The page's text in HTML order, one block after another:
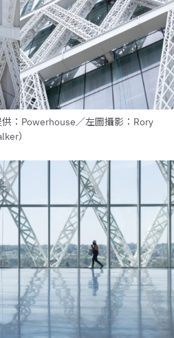
：Powerhouse／左圖攝影：Rory
）